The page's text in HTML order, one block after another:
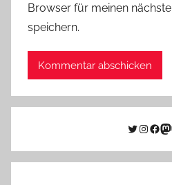
Browser für meinen
speichern.
Twitter